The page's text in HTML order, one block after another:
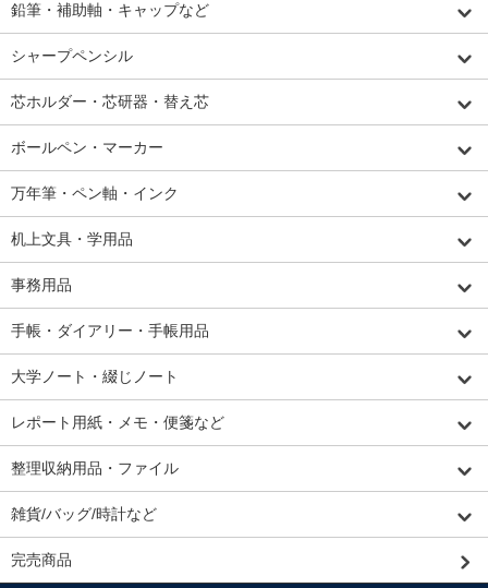
鉛筆・補助軸・キャップなど
シャープペンシル
芯ホルダー・芯研器・替え芯
ボールペン・マーカー
万年筆・ペン軸・インク
机上文具・学用品
事務用品
手帳・ダイアリー・手帳用品
大学ノート・綴じノート
レポート用紙・メモ・便箋など
整理収納用品・ファイル
雑貨/バッグ/時計など
完売商品